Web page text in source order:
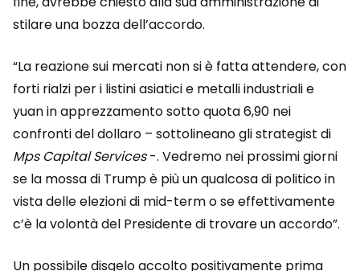
stilare una bozza dell’accordo.
“La reazione sui mercati non si è fatta attendere, con
forti rialzi per i listini asiatici e metalli industriali e
yuan in apprezzamento sotto quota 6,90 nei
confronti del dollaro – sottolineano gli strategist di
Mps Capital Services-. Vedremo nei prossimi giorni
se la mossa di Trump è più un qualcosa di politico in
vista delle elezioni di mid-term o se effettivamente
c’è la volontà del Presidente di trovare un accordo”.
Un possibile disgelo accolto positivamente prima